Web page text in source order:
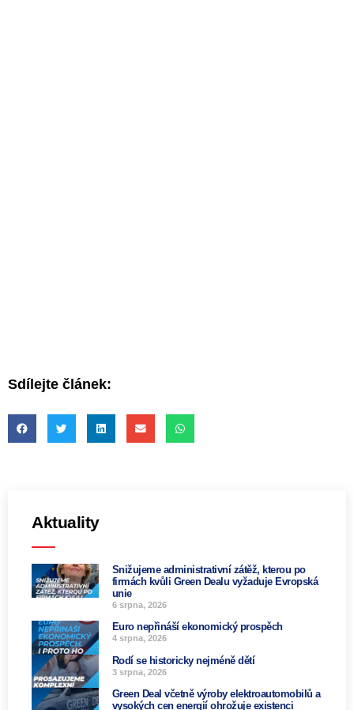
Sdílejte článek:
Aktuality
Snižujeme administrativní zátěž, kterou po
firmách kvůli Green Dealu vyžaduje Evropská
unie
6 srpna, 2026
Euro nepřináší ekonomický prospěch
4 srpna, 2026
Rodí se historicky nejméně dětí
3 srpna, 2026
Green Deal včetně výroby elektroautomobilů a
vysokých cen energií ohrožuje existenci